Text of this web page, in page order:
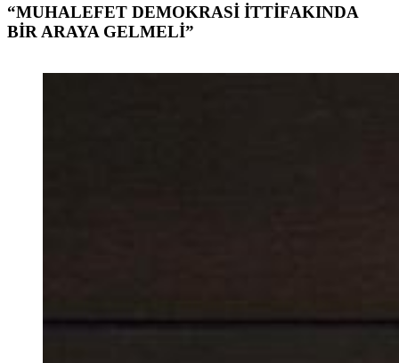
“MUHALEFET DEMOKRASİ İTTİFAKINDA
BİR ARAYA GELMELİ”